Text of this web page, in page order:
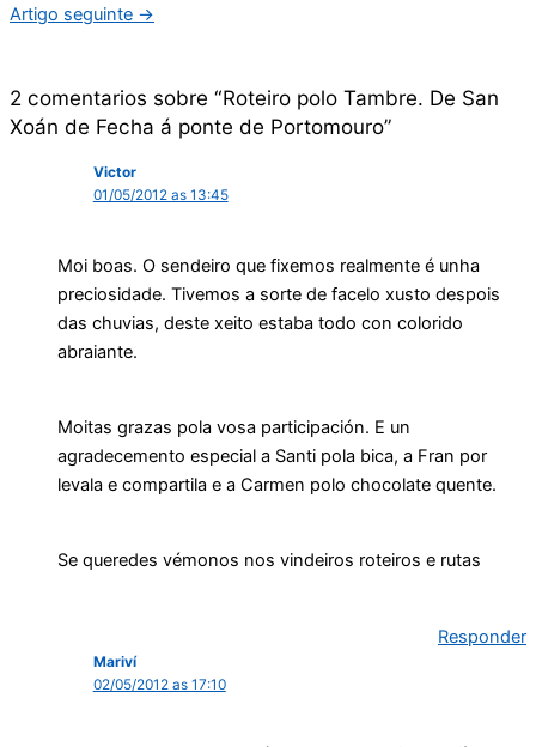
Artigo seguinte →
2 comentarios sobre “Roteiro polo Tambre. De San
Xoán de Fecha á ponte de Portomouro”
Victor
01/05/2012 as 13:45
Moi boas. O sendeiro que fixemos realmente é unha
preciosidade. Tivemos a sorte de facelo xusto despois
das chuvias, deste xeito estaba todo con colorido
abraiante.
Moitas grazas pola vosa participación. E un
agradecemento especial a Santi pola bica, a Fran por
levala e compartila e a Carmen polo chocolate quente.
Se queredes vémonos nos vindeiros roteiros e rutas
Responder
Mariví
02/05/2012 as 17:10